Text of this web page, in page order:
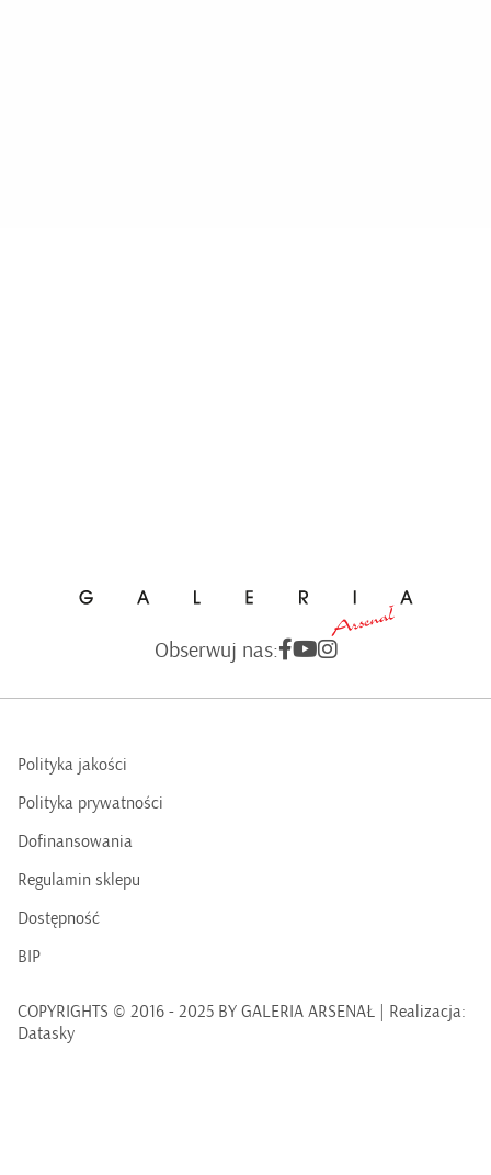
Obserwuj nas:
Polityka jakości
Polityka prywatności
Dofinansowania
Regulamin sklepu
Dostępność
BIP
COPYRIGHTS © 2016 - 2025 BY GALERIA ARSENAŁ | Realizacja:
Datasky